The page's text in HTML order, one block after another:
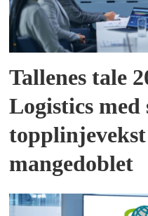
Tallenes tale
Logistics med
mangedoblet